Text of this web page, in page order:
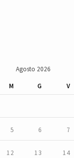
Agosto 2026
M G V
5 6 7
12 13 14